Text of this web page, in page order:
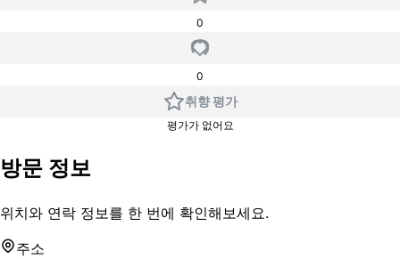
0
0
취향 평가
평가가 없어요
방문 정보
위치와 연락 정보를 한 번에 확인해보세요.
주소